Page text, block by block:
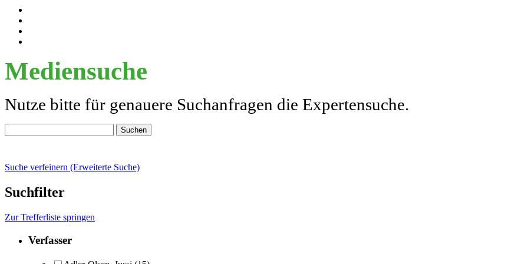
Mediensuche
Nutze bitte für genauere Suchanfragen die Expertensuche.
Suche verfeinern (Erweiterte Suche)
Suchfilter
Zur Trefferliste springen
Verfasser